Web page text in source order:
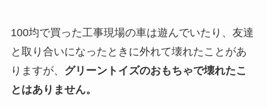
100均で買った工事現場の車は遊んでいたり、友達
と取り合いになったときに外れて壊れたことがあ
りますが、 グリーントイズのおもちゃで壊れたこ
とはありません。